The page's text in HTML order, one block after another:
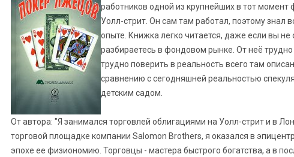
работников одной из крупнейших в тот момент
Уолл-стрит. Он сам там работал, поэтому знал
опыте. Книжка легко читается, даже если вы не
разбираетесь в фондовом рынке. От неё трудно
трудно поверить в реальность всего там
сравнению с сегодняшней реальностью
детским садом.
От автора: "Я занимался торговлей облигациями на Уолл-стрит и в
торговой площадке компании Salomon Brothers, я оказался в
эпохе ее физиономию. Торговцы - мастера быстрого богатства, а в